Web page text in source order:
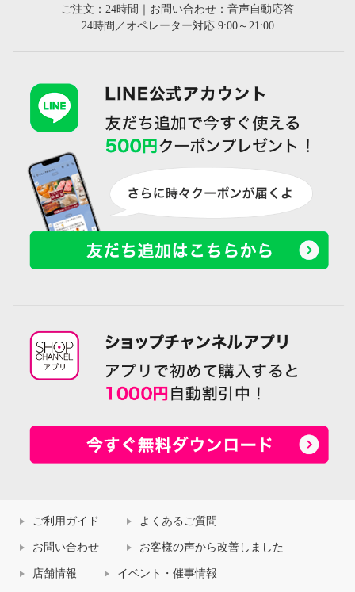
ご注文：24時間｜お問い合わせ：音声自動応答
24時間／オペレーター対応 9:00～21:00
ご利用ガイド よくあるご質問
お問い合わせ お客様の声から改善しました
店舗情報 イベント・催事情報